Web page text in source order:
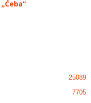
25089
7705